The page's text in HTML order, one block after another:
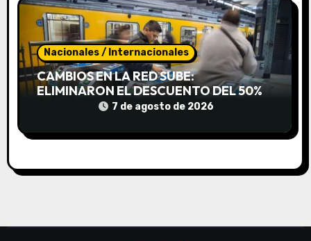
Nacionales / Internacionales
CAMBIOS EN LA RED SUBE:
ELIMINARON EL DESCUENTO DEL 50%
PARA COMBINAR EL TREN CON EL
7 de agosto de 2026